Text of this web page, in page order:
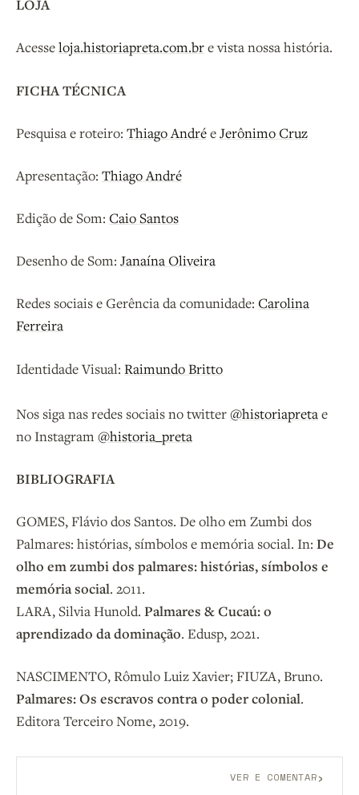
LOJA
Acesseloja.historiapreta.com.bre vista nossa história.
FICHA TÉCNICA
Pesquisa e roteiro: Thiago AndréeJerônimo Cruz
Apresentação: Thiago André
Edição de Som: Caio Santos
Desenho de Som: Janaína Oliveira
Redes sociais e Gerência da comunidade: Carolina
Ferreira
Identidade Visual: Raimundo Britto
Nos siga nas redes sociais no twitter@historiapretae
no Instagram@historia_preta
BIBLIOGRAFIA
GOMES, Flávio dos Santos. De olho em Zumbi dos
Palmares: histórias, símbolos e memória social. In: De
olho em zumbi dos palmares: histórias, símbolos e
memória social. 2011.
LARA, Silvia Hunold. Palmares & Cucaú: o
aprendizado da dominação. Edusp, 2021.
NASCIMENTO, Rômulo Luiz Xavier; FIUZA, Bruno.
Palmares: Os escravos contra o poder colonial.
Editora Terceiro Nome, 2019.
VER E COMENTAR›